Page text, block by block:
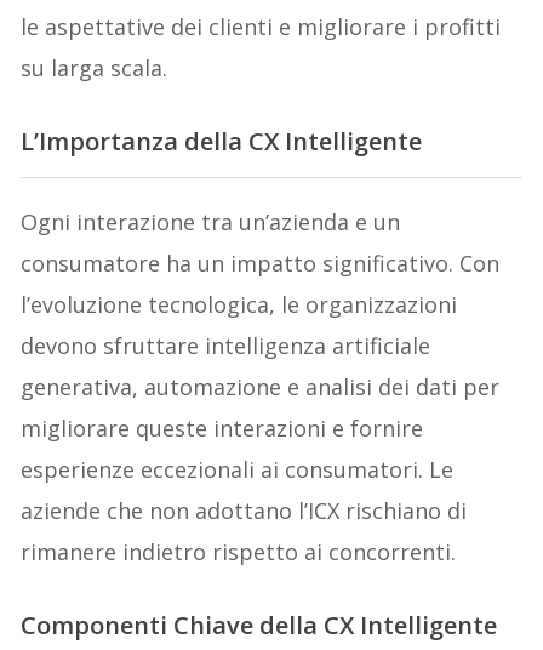
le aspettative dei clienti e migliorare i profitti
su larga scala.
L’Importanza della CX Intelligente
Ogni interazione tra un’azienda e un
consumatore ha un impatto significativo. Con
l’evoluzione tecnologica, le organizzazioni
devono sfruttare intelligenza artificiale
generativa, automazione e analisi dei dati per
migliorare queste interazioni e fornire
esperienze eccezionali ai consumatori. Le
aziende che non adottano l’ICX rischiano di
rimanere indietro rispetto ai concorrenti.
Componenti Chiave della CX Intelligente